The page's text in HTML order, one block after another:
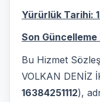
Yürürlük Tarihi:
Son
Bu Hizmet
VOLKAN DENİZ
16384251112),